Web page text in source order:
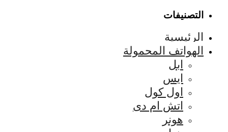
التصنيفات
الرئيسية
الهواتف المحمولة
ابل
ايس
اول كول
اتش ام دى
هونر